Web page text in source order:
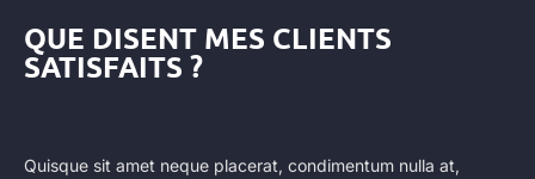
QUE DISENT MES CLIENTS
SATISFAITS ?
Quisque sit amet neque placerat, condimentum nulla at,